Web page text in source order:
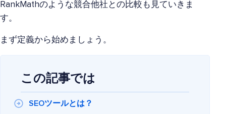
RankMathのような競合他社との比較も見ていきま
す。
まず定義から始めましょう。
この記事では
SEOツールとは？